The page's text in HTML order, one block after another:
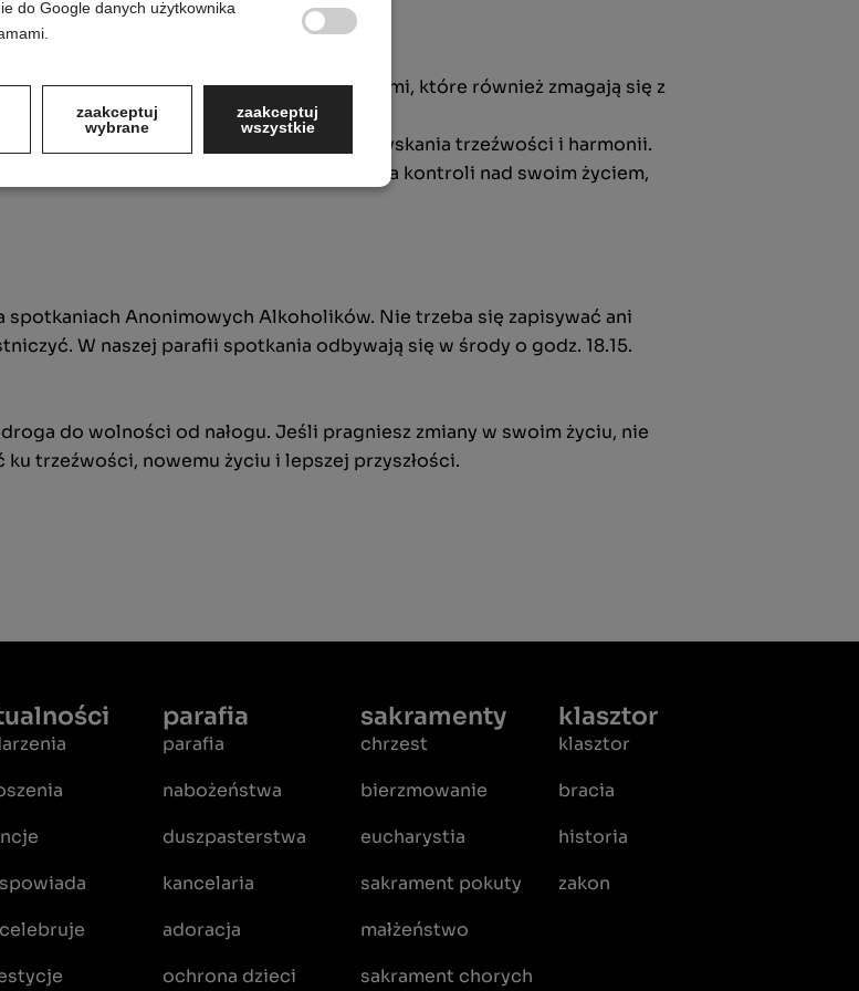
spotkaniom i kontaktowi z innymi osobami, które również zmagają się z
swojego życia na nowo, odzyskania trzeźwości i harmonii.
alkoholu, ale także możliwość odzyskania kontroli nad swoim życiem,
Anonimowych Alkoholików. Nie trzeba się zapisywać ani
W naszej parafii spotkania odbywają się w środy o godz. 18.15.
do wolności od nałogu. Jeśli pragniesz zmiany w swoim życiu, nie
trzeźwości, nowemu życiu i lepszej przyszłości.
parafia
parafia
nabożeństwa
duszpasterstwa
kancelaria
adoracja
ochrona dzieci
sakramenty
chrzest
bierzmowanie
eucharystia
sakrament pokuty
małżeństwo
sakrament chorych
klasztor
klasztor
bracia
historia
zakon
do Google danych użytkownika
zaakceptuj
wybrane
zaakceptuj
wszystkie